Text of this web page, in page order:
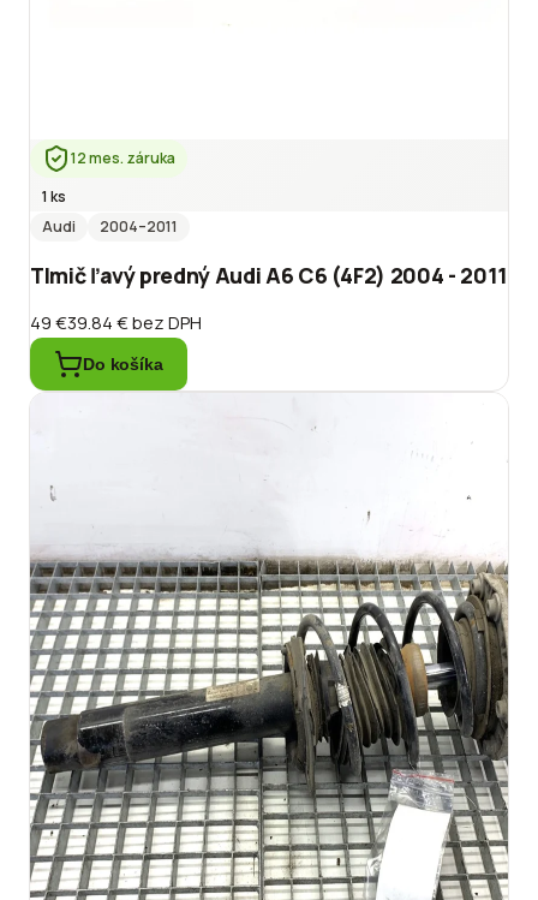
12 mes. záruka
1 ks
Audi
2004–2011
Tlmič ľavý predný Audi A6 C6 (4F2) 2004 - 2011
49 €39.84 €bez DPH
Do košíka